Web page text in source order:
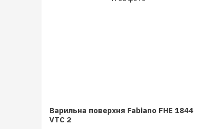
Варильна поверхня Fabiano FHE 1844
VTC 2